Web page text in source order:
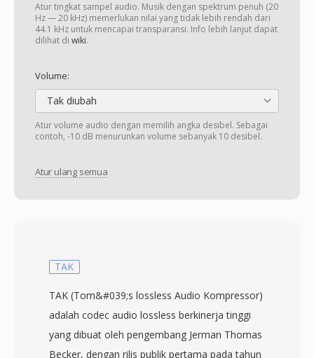
Atur tingkat sampel audio. Musik dengan spektrum penuh (20
Hz — 20 kHz) memerlukan nilai yang tidak lebih rendah dari
44.1 kHz untuk mencapai transparansi. Info lebih lanjut dapat
dilihat di wiki.
Volume:
Tak diubah
Atur volume audio dengan memilih angka desibel. Sebagai
contoh, -10 dB menurunkan volume sebanyak 10 desibel.
Atur ulang semua
TAK
TAK (Tom&#039;s lossless Audio Kompressor)
adalah codec audio lossless berkinerja tinggi
yang dibuat oleh pengembang Jerman Thomas
Becker, dengan rilis publik pertama pada tahun